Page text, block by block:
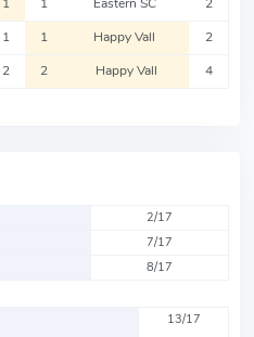
1 1 Eastern SC 2
1 1 Happy Vall 2
2 2 Happy Vall 4
2/17
7/17
8/17
13/17